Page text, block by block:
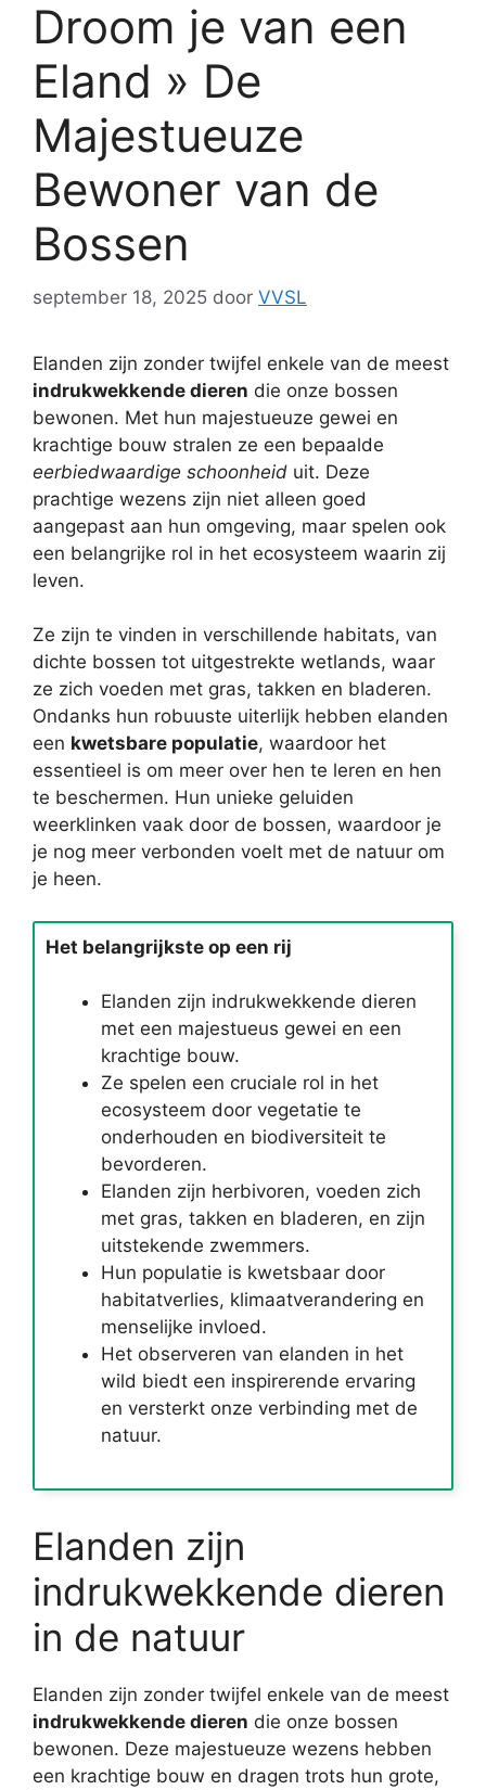
Droom je van een
Eland » De
Majestueuze
Bewoner van de
Bossen
september 18, 2025 door VVSL
Elanden zijn zonder twijfel enkele van de meest
indrukwekkende dieren die onze bossen
bewonen. Met hun majestueuze gewei en
krachtige bouw stralen ze een bepaalde
eerbiedwaardige schoonheid uit. Deze
prachtige wezens zijn niet alleen goed
aangepast aan hun omgeving, maar spelen ook
een belangrijke rol in het ecosysteem waarin zij
leven.
Ze zijn te vinden in verschillende habitats, van
dichte bossen tot uitgestrekte wetlands, waar
ze zich voeden met gras, takken en bladeren.
Ondanks hun robuuste uiterlijk hebben elanden
een kwetsbare populatie, waardoor het
essentieel is om meer over hen te leren en hen
te beschermen. Hun unieke geluiden
weerklinken vaak door de bossen, waardoor je
je nog meer verbonden voelt met de natuur om
je heen.
Het belangrijkste op een rij
Elanden zijn indrukwekkende dieren
met een majestueus gewei en een
krachtige bouw.
Ze spelen een cruciale rol in het
ecosysteem door vegetatie te
onderhouden en biodiversiteit te
bevorderen.
Elanden zijn herbivoren, voeden zich
met gras, takken en bladeren, en zijn
uitstekende zwemmers.
Hun populatie is kwetsbaar door
habitatverlies, klimaatverandering en
menselijke invloed.
Het observeren van elanden in het
wild biedt een inspirerende ervaring
en versterkt onze verbinding met de
natuur.
Elanden zijn
indrukwekkende dieren
in de natuur
Elanden zijn zonder twijfel enkele van de meest
indrukwekkende dieren die onze bossen
bewonen. Deze majestueuze wezens hebben
een krachtige bouw en dragen trots hun grote,